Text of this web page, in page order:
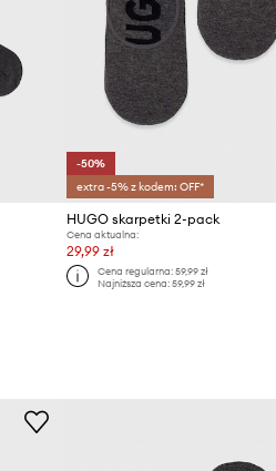
-50%
extra -5% z kodem: OFF*
HUGO skarpetki 2-pack
Cena aktualna:
29,99 zł
Cena regularna: 59,99 zł
Najniższa cena: 59,99 zł